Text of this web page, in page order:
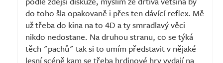
do toho šla opakovaně i přes ten dávící reflex. Mě
už třeba do kina na to 4D a ty smradlavý věci
nikdo nedostane. Na druhou stranu, co se týká
těch "pachů" tak si to umím představit v nějaké
lesní scéně kam se třeba hrdinové hry vydají na